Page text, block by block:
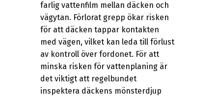
farlig vattenfilm mellan däcken och
vägytan. Förlorat grepp ökar risken
för att däcken tappar kontakten
med vägen, vilket kan leda till förlust
av kontroll över fordonet. För att
minska risken för vattenplaning är
det viktigt att regelbundet
inspektera däckens mönsterdjup